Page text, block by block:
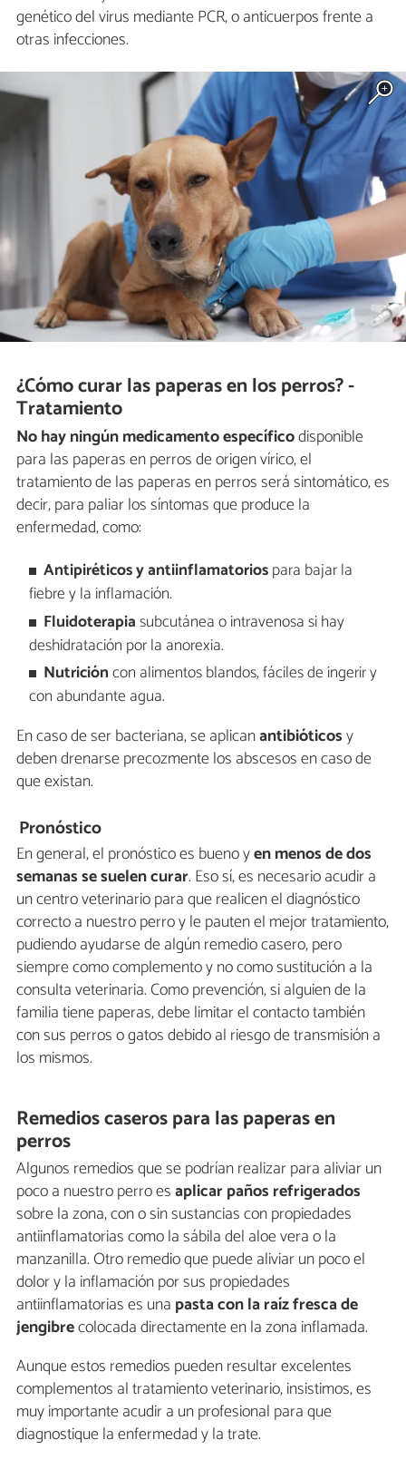
genético del virus mediante PCR, o anticuerpos frente a
otras infecciones.
¿Cómo curar las paperas en los perros? -
Tratamiento
No hay ningún medicamento específicodisponible
para las paperas en perros de origen vírico, el
tratamiento de las paperas en perros será sintomático, es
decir, para paliar los síntomas que produce la
enfermedad, como:
Antipiréticos y antiinflamatoriospara bajar la
fiebre y la inflamación.
Fluidoterapiasubcutánea o intravenosa si hay
deshidratación por la anorexia.
Nutricióncon alimentos blandos, fáciles de ingerir y
con abundante agua.
En caso de ser bacteriana, se aplicanantibióticosy
deben drenarse precozmente los abscesos en caso de
que existan.
Pronóstico
En general, el pronóstico es bueno yen menos de dos
semanas se suelen curar. Eso sí, es necesario acudir a
un centro veterinario para que realicen el diagnóstico
correcto a nuestro perro y le pauten el mejor tratamiento,
pudiendo ayudarse de algún remedio casero, pero
siempre como complemento y no como sustitución a la
consulta veterinaria. Como prevención, si alguien de la
familia tiene paperas, debe limitar el contacto también
con sus perros o gatos debido al riesgo de transmisión a
los mismos.
Remedios caseros para las paperas en
perros
Algunos remedios que se podrían realizar para aliviar un
poco a nuestro perro esaplicar paños refrigerados
sobre la zona, con o sin sustancias con propiedades
antiinflamatorias como la sábila del aloe vera o la
manzanilla. Otro remedio que puede aliviar un poco el
dolor y la inflamación por sus propiedades
antiinflamatorias es una pasta con la raíz fresca de
jengibrecolocada directamente en la zona inflamada.
Aunque estos remedios pueden resultar excelentes
complementos al tratamiento veterinario, insistimos, es
muy importante acudir a un profesional para que
diagnostique la enfermedad y la trate.